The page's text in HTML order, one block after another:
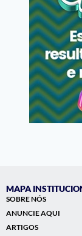
MAPA
SOBRE NÓS
ANUNCIE AQUI
ARTIGOS